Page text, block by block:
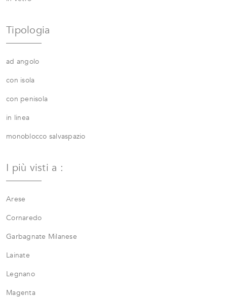
Tipologia
ad angolo
con isola
con penisola
in linea
monoblocco salvaspazio
I più visti a :
Arese
Cornaredo
Garbagnate Milanese
Lainate
Legnano
Magenta